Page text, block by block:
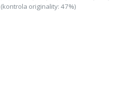
(kontrola originality: 47%)